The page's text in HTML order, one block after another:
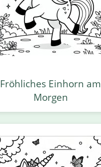
Fröhliches Einhorn am
Morgen